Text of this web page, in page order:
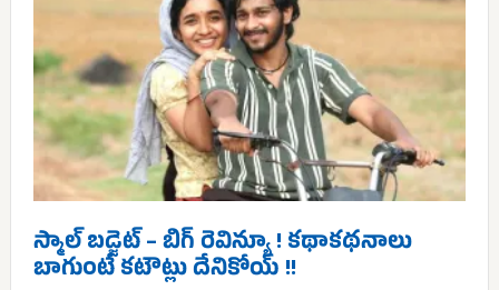
స్మాల్ బడ్జెట్ – బిగ్ రెవిన్యూ ! కథాకథనాలు
బాగుంటే కటౌట్లు దేనికోయ్ !!